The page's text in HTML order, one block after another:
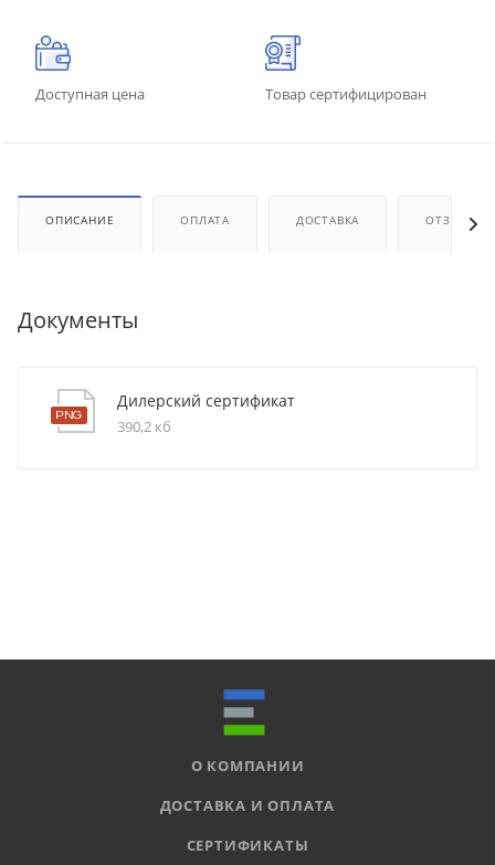
Доступная цена Товар сертифицирован
ОПИСАНИЕ ОПЛАТА ДОСТАВКА ОТЗЫВЫ
Документы
Дилерский сертификат
390,2 кб
О КОМПАНИИ
ДОСТАВКА И ОПЛАТА
СЕРТИФИКАТЫ